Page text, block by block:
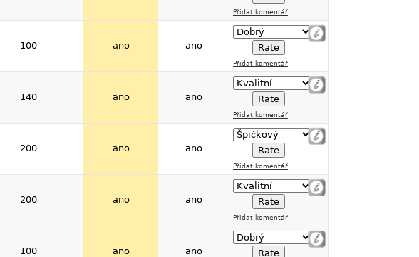
Přidat komentář
100 ano ano
Přidat komentář
140 ano ano
Přidat komentář
200 ano ano
Přidat komentář
200 ano ano
Přidat komentář
100 ano ano